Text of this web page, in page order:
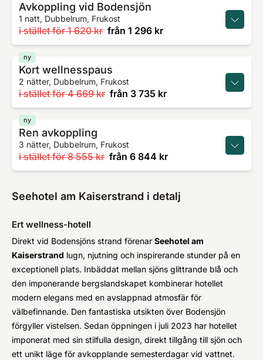
Avkoppling vid Bodensjön
1 natt, Dubbelrum, Frukost
i stället för 1 620 kr från 1 296 kr
Kort wellnesspaus
2 nätter, Dubbelrum, Frukost
i stället för 4 669 kr från 3 735 kr
ny
Ren avkoppling
3 nätter, Dubbelrum, Frukost
i stället för 8 555 kr från 6 844 kr
ny
Seehotel am Kaiserstrand i detalj
Ert wellness-hotell
Direkt vid Bodensjöns strand förenar Seehotel am
Kaiserstrand lugn, njutning och inspirerande stunder på en
exceptionell plats. Inbäddat mellan sjöns glittrande blå och
den imponerande bergslandskapet kombinerar hotellet
modern elegans med en avslappnad atmosfär för
välbefinnande. Den fantastiska utsikten över Bodensjön
förgyller vistelsen. Sedan öppningen i juli 2023 har hotellet
imponerat med sin stilfulla design, direkt tillgång till sjön och
ett unikt läge för avkopplande semesterdagar vid vattnet.